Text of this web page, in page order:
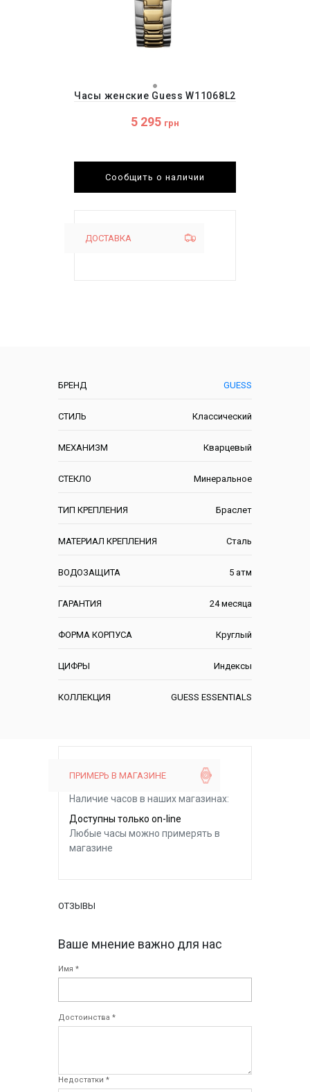
Часы женские Guess W11068L2
5 295 грн
Сообщить о наличии
ДОСТАВКА
БРЕНД GUESS
СТИЛЬ Классический
МЕХАНИЗМ Кварцевый
СТЕКЛО Минеральное
ТИП КРЕПЛЕНИЯ Браслет
МАТЕРИАЛ КРЕПЛЕНИЯ Сталь
ВОДОЗАЩИТА 5 атм
ГАРАНТИЯ 24 месяца
ФОРМА КОРПУСА Круглый
ЦИФРЫ Индексы
КОЛЛЕКЦИЯ GUESS ESSENTIALS
ПРИМЕРЬ В МАГАЗИНЕ
Наличие часов в наших магазинах:
Доступны только on-line
Любые часы можно примерять в
магазине
ОТЗЫВЫ
Ваше мнение важно для нас
Имя *
Достоинства *
Недостатки *